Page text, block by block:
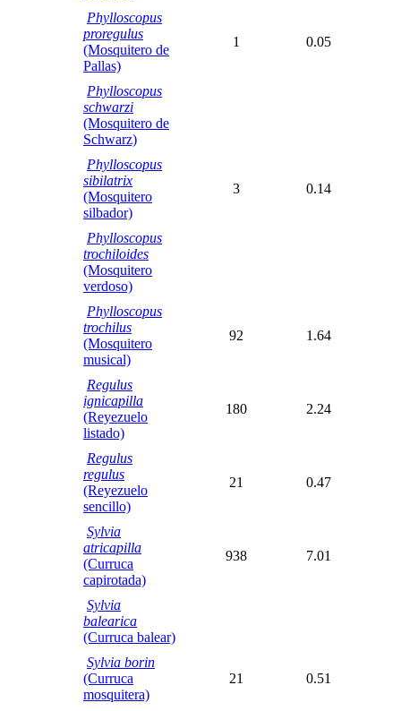
Phylloscopus
proregulus
(Mosquitero de
Pallas)
1 0.05
Phylloscopus
schwarzi
(Mosquitero de
Schwarz)
Phylloscopus
sibilatrix
(Mosquitero
silbador)
3 0.14
Phylloscopus
trochiloides
(Mosquitero
verdoso)
Phylloscopus
trochilus
(Mosquitero
musical)
92 1.64
Regulus
ignicapilla
(Reyezuelo
listado)
180 2.24
Regulus
regulus
(Reyezuelo
sencillo)
21 0.47
Sylvia
atricapilla
(Curruca
capirotada)
938 7.01
Sylvia
balearica
(Curruca balear)
Sylvia borin
(Curruca
mosquitera)
21 0.51